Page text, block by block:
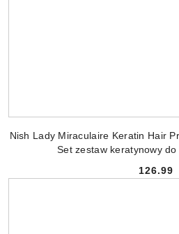
Nish Lady Miraculaire Keratin Hair
Set zestaw keratynowy do
126.99